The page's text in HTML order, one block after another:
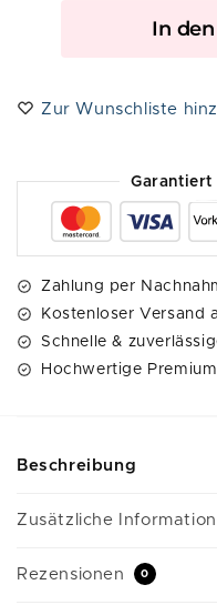
In
Zur Wunschliste
Garantiert
Zahlung per
Kostenloser Versand
Schnelle &
Hochwertige
Beschreibung
Zusätzliche
Rezensionen 0